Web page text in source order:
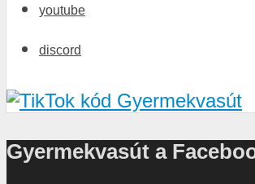
youtube
discord
Gyermekvasút a